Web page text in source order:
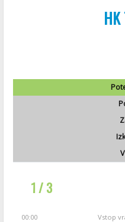
1 / 3
00:00 Vstop